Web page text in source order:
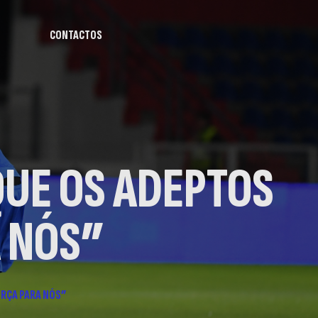
CONTACTOS
OS ADEPTOS
PARA NÓS”